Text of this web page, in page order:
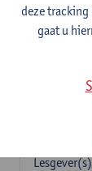
Interne
6
Leren op
deze
gaat u